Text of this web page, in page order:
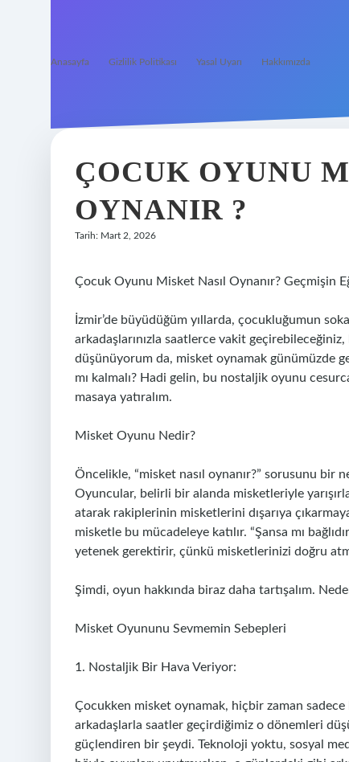
Anasayfa Gizlilik Politikası Yasal Uyarı Hakkımızda
ÇOCUK OYUNU
OYNANIR ?
Tarih: Mart 2, 2026
Çocuk Oyunu Misket Nasıl Oynanır? Geçmişin
İzmir’de büyüdüğüm yıllarda, çocukluğumun
arkadaşlarınızla saatlerce vakit
düşünüyorum da, misket oynamak günümüzde
mı kalmalı? Hadi gelin, bu nostaljik oyunu
masaya yatıralım.
Misket Oyunu Nedir?
Öncelikle, “misket nasıl oynanır?” sorusunu
Oyuncular, belirli bir alanda misketleriyle
atarak rakiplerinin misketlerini dışarıya
misketle bu mücadeleye katılır. “Şansa mı
yetenek gerektirir, çünkü misketlerinizi doğru
Şimdi, oyun hakkında biraz daha tartışalım.
Misket Oyununu Sevmemin Sebepleri
1. Nostaljik Bir Hava Veriyor:
Çocukken misket oynamak, hiçbir zaman
arkadaşlarla saatler geçirdiğimiz o dönemleri
güçlendiren bir şeydi. Teknoloji yoktu, sosyal